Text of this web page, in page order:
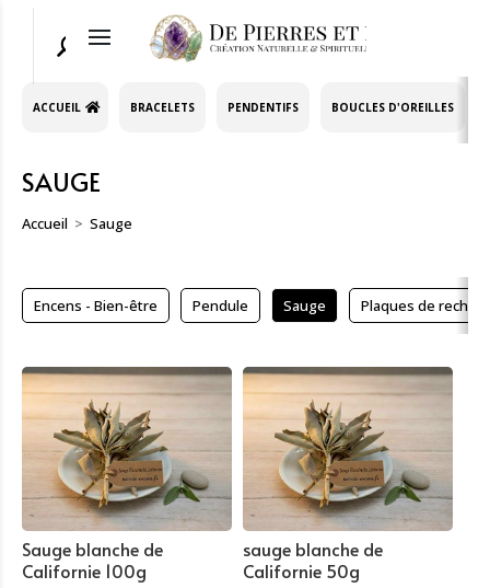
ACCUEIL BRACELETS PENDENTIFS BOUCLES D'OREILLES
SAUGE
Accueil Sauge
Encens - Bien-être Pendule Sauge Plaques de
Sauge blanche de
Californie 100g
sauge blanche de
Californie 50g